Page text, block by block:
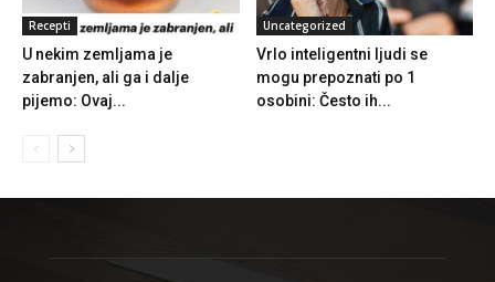
Recepti
U nekim zemljama je
zabranjen, ali ga i dalje
pijemo: Ovaj...
Uncategorized
Vrlo inteligentni ljudi se
mogu prepoznati po 1
osobini: Često ih...